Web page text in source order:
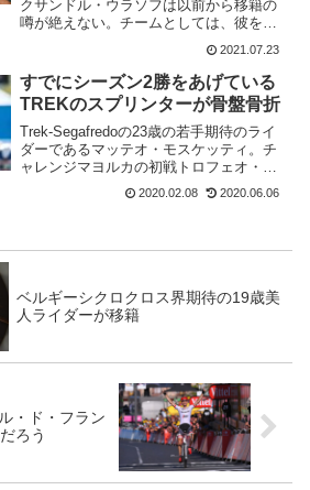
クサンドル・ウラソフは以前から移籍の
噂が絶えない。チームとしては、彼をエ
ースとして留めておきたいが、チーム事
情が厳しい。シーズン途中でイネオスに
移籍という噂もあったほどだ。アレクサ
ンド...
2021.07.23
すでにシーズン2勝をあげている
TREKのスプリンターが骨盤骨折
Trek-Segafredoの23歳の若手期待のライ
ダーであるマッテオ・モスケッティ。チ
ャレンジマヨルカの初戦トロフェオ・フ
ェラニチ〜セス・サリーナス〜カンポ
ス〜プレラスで嬉しい復活勝利を飾った
2020.02.08 2020.06.06
ベルギーシクロクロス界期待の19歳美
人ライダーが移籍
・ド・フラン
ろう